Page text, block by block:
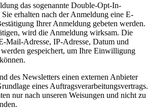
das sogenannte Double-Opt-In-
erhalten nach der Anmeldung eine E-
Ihrer Anmeldung gebeten werden.
wird die Anmeldung wirksam. Die
Mail-Adresse, IP-Adresse, Datum und
gespeichert, um Ihre Einwilligung
des Newsletters einen externen Anbieter
eines Auftragsverarbeitungsvertrags.
nur nach unseren Weisungen und nicht zu